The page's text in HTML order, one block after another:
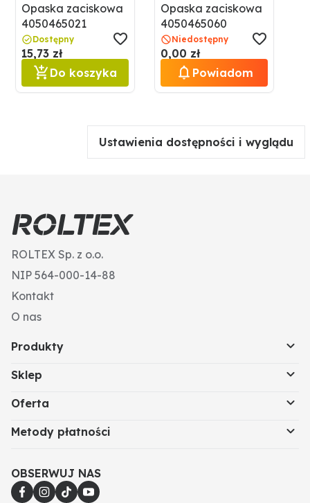
Opaska zaciskowa
4050465021
Dostępny
15,73 zł
Do koszyka
Opaska zaciskowa
4050465060
Niedostępny
0,00 zł
Powiadom
Ustawienia dostępności i wyglądu
ROLTEX Sp. z o.o.
NIP 564-000-14-88
Kontakt
O nas
Produkty
Sklep
Oferta
Metody płatności
OBSERWUJ NAS